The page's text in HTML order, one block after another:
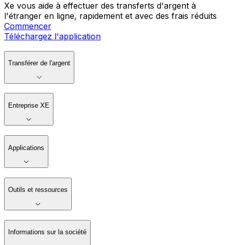
Xe vous aide à effectuer des transferts d'argent à
l'étranger en ligne, rapidement et avec des frais réduits
Commencer
Téléchargez l'application
Transférer de l'argent
Entreprise XE
Applications
Outils et ressources
Informations sur la société